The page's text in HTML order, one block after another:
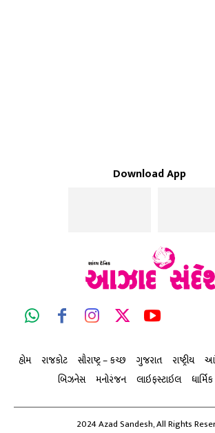
Download App
હોમ રાજકોટ સૌરાષ્ટ્ર – કચ્છ ગુજરાત રાષ્ટ્રીય
બિઝનેસ
મનોરંજન લાઇફસ્ટાઇલ ધાર્મિક
2024 Azad Sandesh, All Rights